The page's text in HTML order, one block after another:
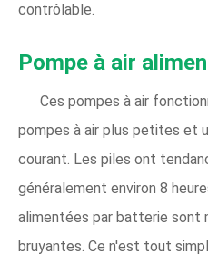
contrôlable.
Pompe à air
Ces pompes à air
pompes à air plus petites et
courant. Les piles ont
généralement environ 8
alimentées par batterie sont
bruyantes. Ce n'est tout